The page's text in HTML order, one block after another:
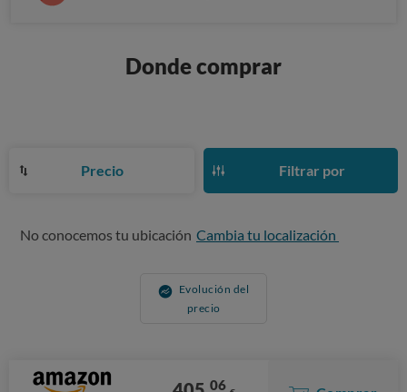
Donde comprar
Precio Filtrar por
No conocemos tu ubicación Cambia tu localización
Evolución del
precio
06